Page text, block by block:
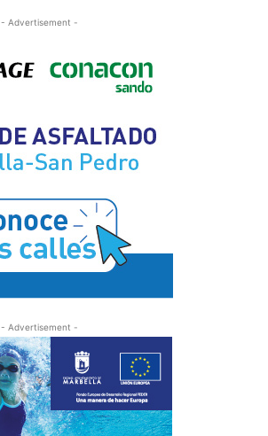
- Advertisement -
- Advertisement -